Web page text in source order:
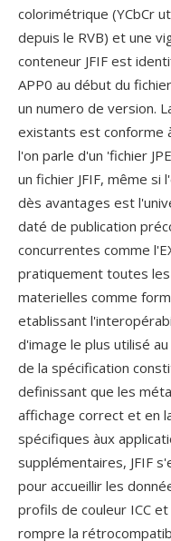
colorimétrique (YCbCr
depuis le RVB) et une
conteneur JFIF est
APP0 au début du
un numero de version.
existants est conforme
l'on parle d'un 'fichier
un fichier JFIF, même si
dès avantages est
daté de publication
concurrentes comme
pratiquement toutes
materielles comme
etablissant
d'image le plus utilisé
de la spécification
definissant que les
affichage correct et en
spécifiques àux
supplémentaires, JFIF
pour accueillir les
profils de couleur ICC
rompre la